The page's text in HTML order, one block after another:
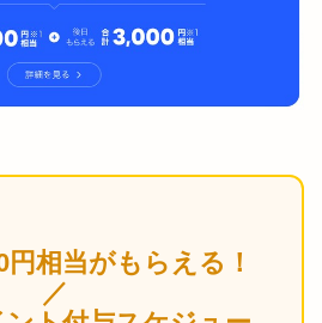
円相当がもらえる！
／